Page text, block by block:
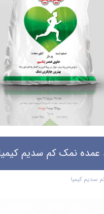
نمک کم سدیم کیمیا
سدیم کیمیا